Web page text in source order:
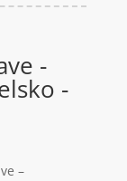
-
-
–